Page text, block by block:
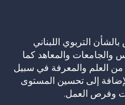
التربوي اللبناني
والجامعات والمعاهد كما
العلم والمعرفة في سبيل
إلى تحسين المستوى
وفرص العمل.